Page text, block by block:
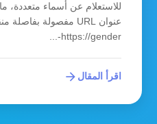
للاستعلام عن أسماء متعددة،
https://gender-...
اقرأ المقال arrow_forward